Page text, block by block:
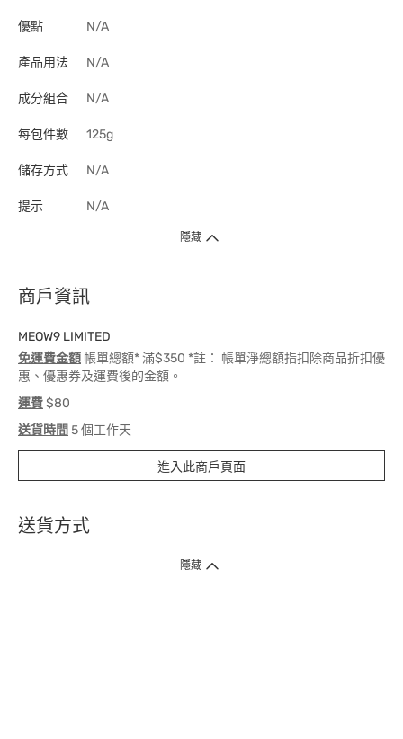
優點 N/A
產品用法 N/A
成分組合 N/A
每包件數 125g
儲存方式 N/A
提示 N/A
隱藏
商戶資訊
MEOW9 LIMITED
免運費金額 帳單總額* 滿$350 *註： 帳單淨總額指扣除商品折扣優
惠、優惠券及運費後的金額。
運費$80
送貨時間 5 個工作天
進入此商戶頁面
送貨方式
1. 送貨到府（受衛生署條例規管產品除外 ）
隱藏